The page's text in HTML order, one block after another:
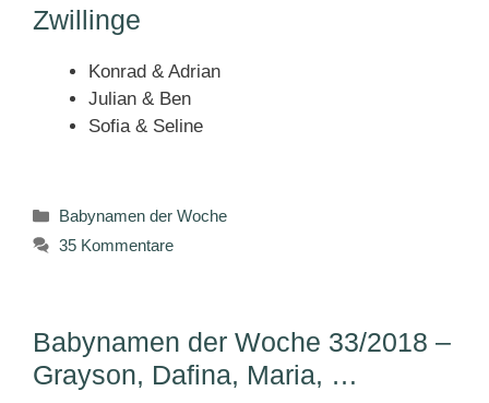
Zwillinge
Konrad & Adrian
Julian & Ben
Sofia & Seline
Kategorien
Babynamen der Woche
35 Kommentare
Babynamen der Woche 33/2018 –
Grayson, Dafina, Maria, …